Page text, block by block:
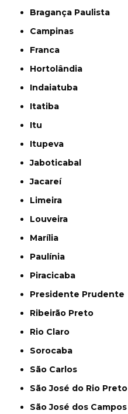
Bragança Paulista
Campinas
Franca
Hortolândia
Indaiatuba
Itatiba
Itu
Itupeva
Jaboticabal
Jacareí
Limeira
Louveira
Marília
Paulínia
Piracicaba
Presidente Prudente
Ribeirão Preto
Rio Claro
Sorocaba
São Carlos
São José do Rio Preto
São José dos Campos